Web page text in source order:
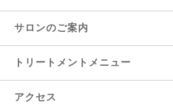
サロンのご案内
トリートメントメニュー
アクセス